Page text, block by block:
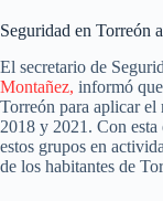
Seguridad en Torreón
El secretario de
Montañez, informó
Torreón para aplicar
2018 y 2021. Con esta
estos grupos en
de los habitantes de